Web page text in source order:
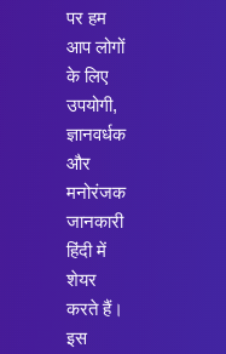
पर हम
आप लोगों
के लिए
उपयोगी,
ज्ञानवर्धक
और
मनोरंजक
जानकारी
हिंदी में
शेयर
करते हैं।
इस